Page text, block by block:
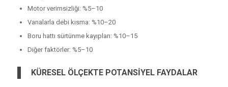
Motor verimsizliği: %5–10
Vanalarla debi kısma: %10–20
Boru hattı sürtünme kayıpları: %10–15
Diğer faktörler: %5–10
KÜRESEL ÖLÇEKTE POTANSİYEL FAYDALAR